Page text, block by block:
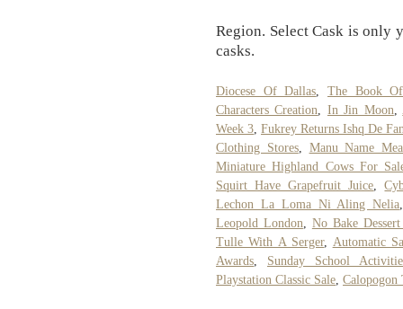
Region. Select Cask is only
casks.
Diocese Of Dallas,The Book
Characters Creation, In Jin Moon,
Week 3, Fukrey Returns Ishq De
Clothing Stores, Manu Name
Miniature Highland Cows For
Squirt Have Grapefruit Juice,
Lechon La Loma Ni Aling Nelia
Leopold London, No Bake Dessert
Tulle With A Serger, Automatic
Awards, Sunday School
Playstation Classic Sale, Calopogon